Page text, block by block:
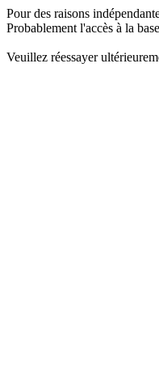
Pour des raisons
Probablement l'accès à la
Veuillez réessayer